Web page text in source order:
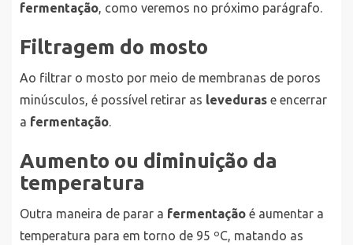
fermentação, como veremos no próximo parágrafo.
Filtragem do mosto
Ao filtrar o mosto por meio de membranas de poros
minúsculos, é possível retirar as leveduras e encerrar
a fermentação.
Aumento ou diminuição da
temperatura
Outra maneira de parar a fermentação é aumentar a
temperatura para em torno de 95 ºC, matando as